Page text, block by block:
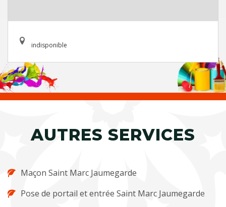
indisponible
AUTRES SERVICES
Maçon Saint Marc Jaumegarde
Pose de portail et entrée Saint Marc Jaumegarde